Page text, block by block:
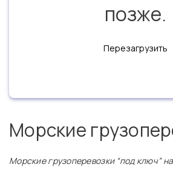
позже.
Перезагрузить
Морские
Морские грузоперевозки “под ключ”